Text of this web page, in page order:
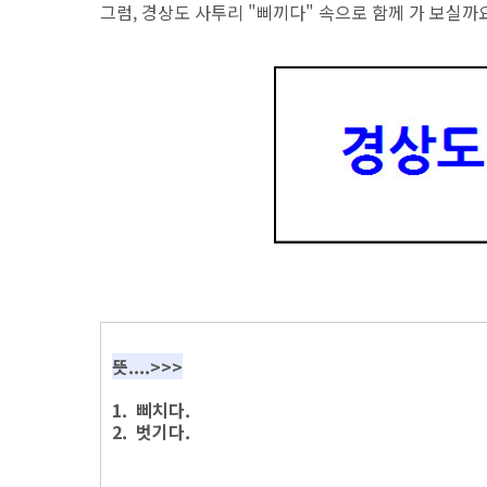
그럼, 경상도 사투리 "삐끼다" 속으로 함께 가 보실까
뜻....>>>
1. 삐치다.
2. 벗기다.